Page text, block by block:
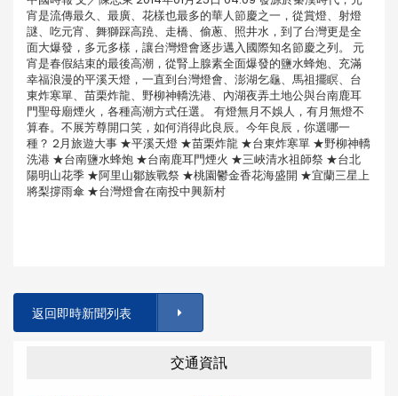
宵是流傳最久、最廣、花樣也最多的華人節慶之一，從賞燈、射燈
謎、吃元宵、舞獅踩高蹺、走橋、偷蔥、照井水，到了台灣更是全
面大爆發，多元多樣，讓台灣燈會逐步邁入國際知名節慶之列。 元
宵是春假結束的最後高潮，從腎上腺素全面爆發的鹽水蜂炮、充滿
幸福浪漫的平溪天燈，一直到台灣燈會、澎湖乞龜、馬祖擺瞑、台
東炸寒單、苗栗炸龍、野柳神轎洗港、內湖夜弄土地公與台南鹿耳
門聖母廟煙火，各種高潮方式任選。 有燈無月不娛人，有月無燈不
算春。不展芳尊開口笑，如何消得此良辰。今年良辰，你選哪一
種？ 2月旅遊大事 ★平溪天燈 ★苗栗炸龍 ★台東炸寒單 ★野柳神轎
洗港 ★台南鹽水蜂炮 ★台南鹿耳門煙火 ★三峽清水祖師祭 ★台北
陽明山花季 ★阿里山鄒族戰祭 ★桃園鬱金香花海盛開 ★宜蘭三星上
將梨撐雨傘 ★台灣燈會在南投中興新村
返回即時新聞列表
交通資訊